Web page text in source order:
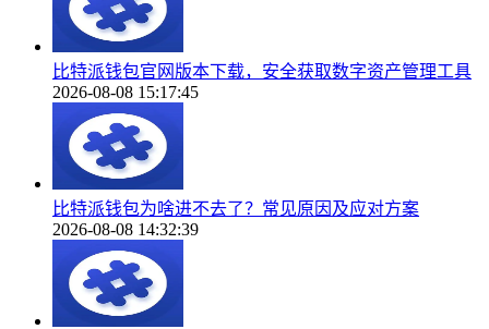
比特派钱包官网版本下载，安全获取数字资产管理工具
2026-08-08 15:17:45
比特派钱包为啥进不去了？常见原因及应对方案
2026-08-08 14:32:39